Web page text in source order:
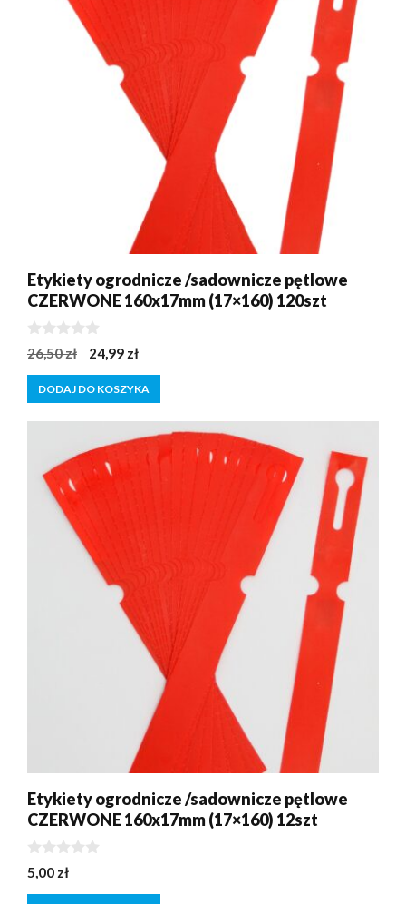
Etykiety ogrodnicze /sadownicze pętlowe
CZERWONE 160x17mm (17×160) 120szt
0
z
5
26,50zł
Pierwotna
cena
wynosiła:
24,99 złAktualna
cena
wynosi:
DODAJ DO KOSZYKA
Etykiety ogrodnicze /sadownicze pętlowe
CZERWONE 160x17mm (17×160) 12szt
0
z
5
5,00 zł